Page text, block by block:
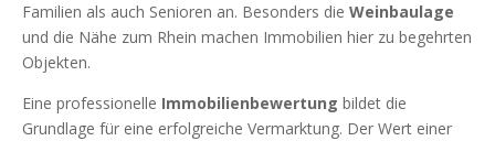
Familien als auch Senioren an. Besonders die Weinbaulage
und die Nähe zum Rhein machen Immobilien hier zu begehrten
Objekten.
Eine professionelle Immobilienbewertung bildet die
Grundlage für eine erfolgreiche Vermarktung. Der Wert einer